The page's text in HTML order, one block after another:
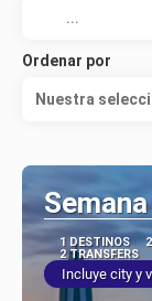
Ordenar por
Nuestra
1 DESTINOS
2 TRANSFERS
Incluye city y